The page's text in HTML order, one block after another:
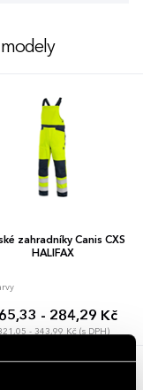
zahradníky Canis CXS
HALIFAX
- 284,29 Kč
- 343,99 Kč (s DPH)